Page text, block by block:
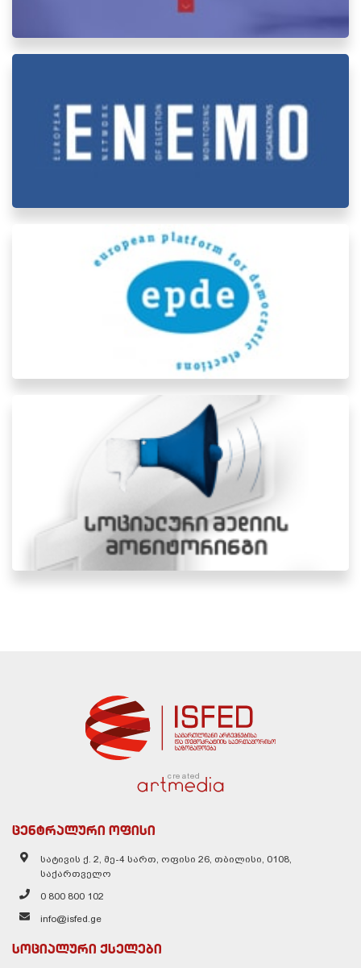
created
ცენტრალური ოფისი
სატივის ქ. 2, მე-4 სართ, ოფისი 26, თბილისი, 0108,
საქართველო
0 800 800 102
info@isfed.ge
სოციალური ქსელები